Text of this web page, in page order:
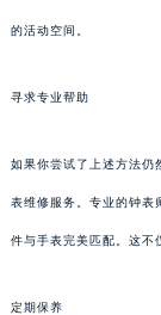
的活动空间。
寻求专业帮助
如果你尝试了上述方法仍
表维修服务。专业的钟表
件与手表完美匹配。这不
定期保养